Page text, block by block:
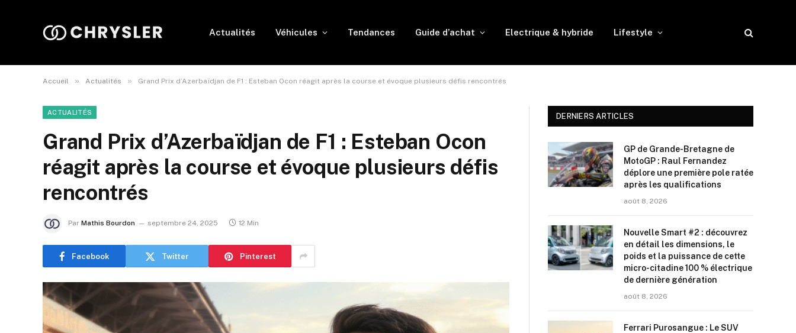
Actualités Véhicules Tendances Guide d’achat Electrique & hybride Lifestyle
Accueil » Actualités » Grand Prix d’Azerbaïdjan de F1 : Esteban Ocon réagit après la course et évoque plusieurs défis rencontrés
ACTUALITÉS
Grand Prix d’Azerbaïdjan de F1 : Esteban Ocon
réagit après la course et évoque plusieurs défis
rencontrés
Par Mathis Bourdon septembre 24, 2025 12 Min
Facebook Twitter Pinterest
DERNIERS ARTICLES
GP de Grande-Bretagne de
MotoGP : Raul Fernandez
déplore une première pole ratée
après les qualifications
août 8, 2026
Nouvelle Smart #2 : découvrez
en détail les dimensions, le
poids et la puissance de cette
micro-citadine 100 % électrique
de dernière génération
août 8, 2026
Ferrari Purosangue : Le SUV